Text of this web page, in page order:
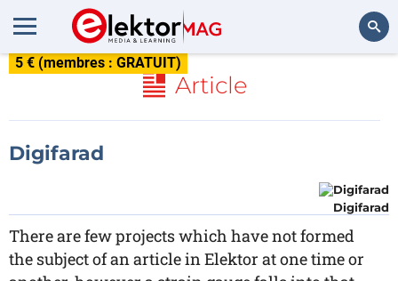
5 € (membres : GRATUIT)
Article
Digifarad
Digifarad
There are few projects which have not formed
the subject of an article in Elektor at one time or